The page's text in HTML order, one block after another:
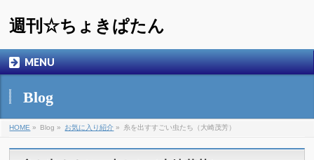
週刊☆ちょきぱたん
MENU
Blog
HOME » Blog » お気に入り紹介 » 糸を出すすごい虫たち（大崎茂芳）